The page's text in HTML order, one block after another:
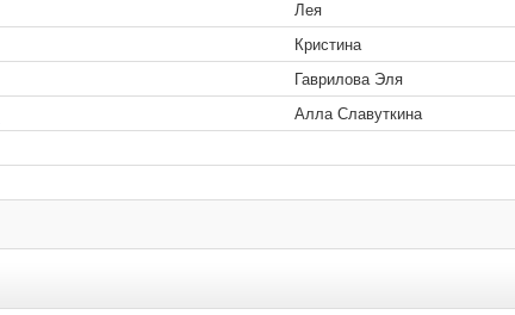
Лея
Кристина
Гаврилова Эля
Алла Славуткина